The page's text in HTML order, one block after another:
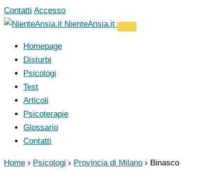
Vai
al
Contatti Accesso
NienteAnsia.it
Homepage
Disturbi
Psicologi
Test
Articoli
Psicoterapie
Glossario
Contatti
Home › Psicologi › Provincia di Milano › Binasco